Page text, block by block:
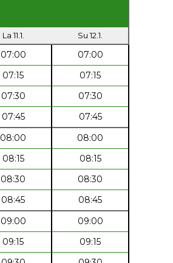
La 11.1. Su 12.1.
07:00
07:00
07:15
07:15
07:30
07:30
07:45
07:45
08:00
08:00
08:15
08:15
08:30
08:30
08:45
08:45
09:00
09:00
09:15
09:15